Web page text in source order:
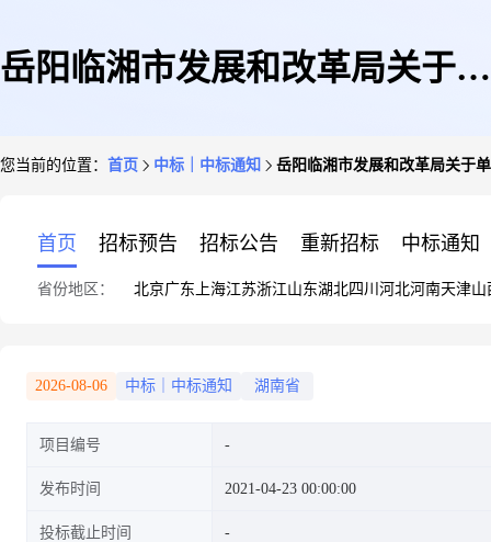
岳阳临湘市发展和改革局关于单
您当前的位置： 首页 中标｜中标通知 岳阳临湘市发展和改革局关于
首页 招标预告 招标公告 重新招标 中标通知
省份地区： 北京广东 上海江苏浙江山东湖北四川 河北河南天津山
2026-08-06 中标｜中标通知 湖南省
项目编号
发布时间 2021-04-23 00:00:00
投标截止时间